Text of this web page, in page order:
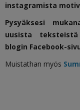
instagramista
Pysyäksesi
uusista
blogin Facebook-
Muistathan myös